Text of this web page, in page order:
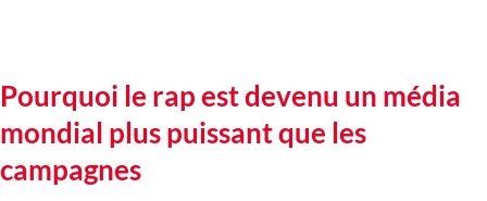
Pourquoi le rap est devenu un média
mondial plus puissant que les
campagnes